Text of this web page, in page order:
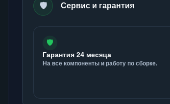
🛡️ Сервис и гарантия
🛡️
Гарантия 24 месяца
На все компоненты и работу по сборке.